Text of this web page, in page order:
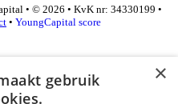
• © 2026 • KvK nr: 34330199 •
• YoungCapital score
×
gebruik